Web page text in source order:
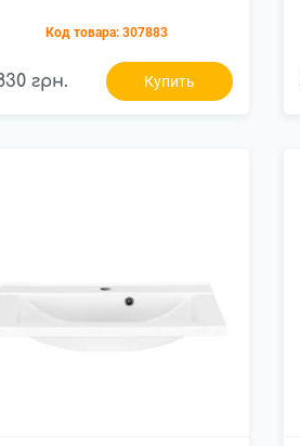
Код товара: 307883
грн. Купить